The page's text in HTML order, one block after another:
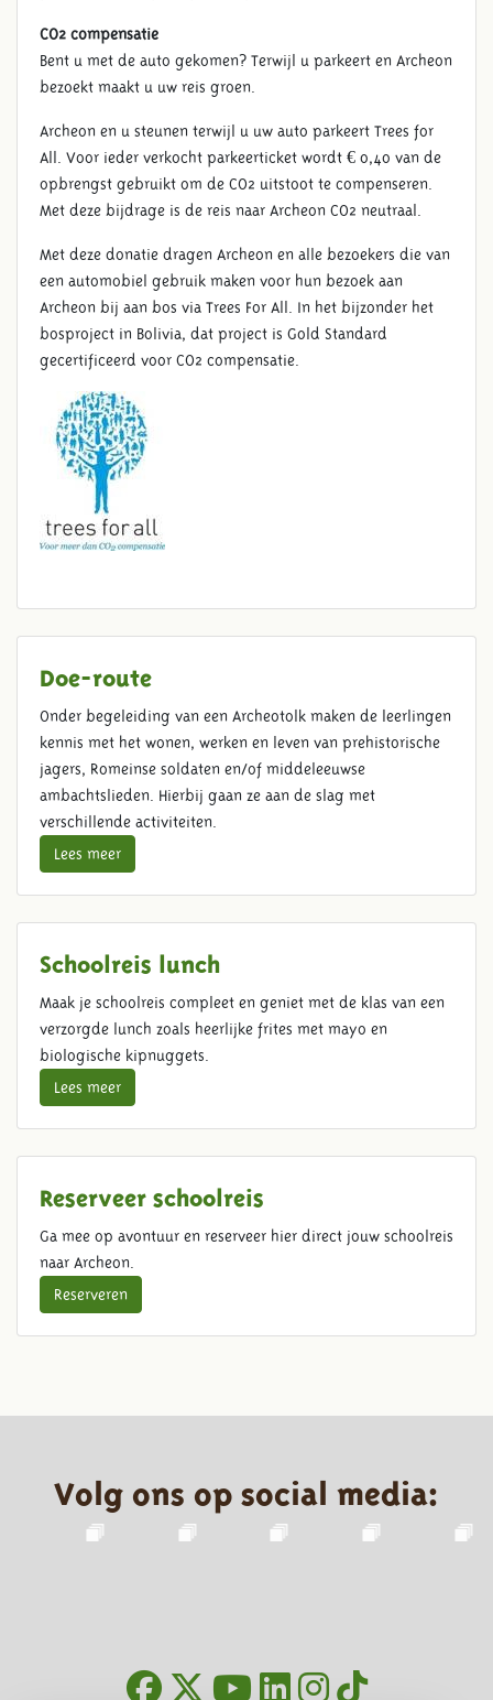
CO2 compensatie
Bent u met de auto gekomen? Terwijl u parkeert en Archeon
bezoekt maakt u uw reis groen.
Archeon en u steunen terwijl u uw auto parkeert Trees for
All. Voor ieder verkocht parkeerticket wordt € 0,40 van de
opbrengst gebruikt om de CO2 uitstoot te compenseren.
Met deze bijdrage is de reis naar Archeon CO2 neutraal.
Met deze donatie dragen Archeon en alle bezoekers die van
een automobiel gebruik maken voor hun bezoek aan
Archeon bij aan bos via Trees For All. In het bijzonder het
bosproject in Bolivia, dat project is Gold Standard
gecertificeerd voor CO2 compensatie.
Doe-route
Onder begeleiding van een Archeotolk maken de leerlingen
kennis met het wonen, werken en leven van prehistorische
jagers, Romeinse soldaten en/of middeleeuwse
ambachtslieden. Hierbij gaan ze aan de slag met
verschillende activiteiten.
Lees meer
Schoolreis lunch
Maak je schoolreis compleet en geniet met de klas van een
verzorgde lunch zoals heerlijke frites met mayo en
biologische kipnuggets.
Lees meer
Reserveer schoolreis
Ga mee op avontuur en reserveer hier direct jouw schoolreis
naar Archeon.
Reserveren
Volg ons op social media: